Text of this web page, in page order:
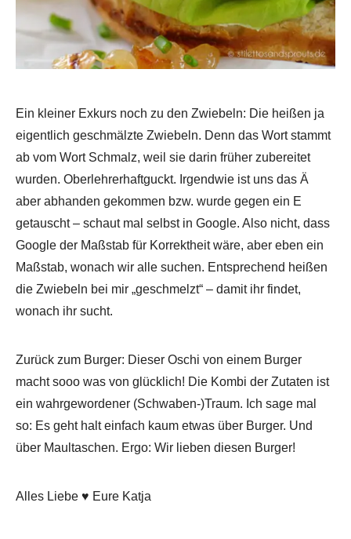
Ein kleiner Exkurs noch zu den Zwiebeln: Die heißen ja
eigentlich geschmälzte Zwiebeln. Denn das Wort stammt
ab vom Wort Schmalz, weil sie darin früher zubereitet
wurden. Oberlehrerhaftguckt. Irgendwie ist uns das Ä
aber abhanden gekommen bzw. wurde gegen ein E
getauscht – schaut mal selbst in Google. Also nicht, dass
Google der Maßstab für Korrektheit wäre, aber eben ein
Maßstab, wonach wir alle suchen. Entsprechend heißen
die Zwiebeln bei mir „geschmelzt“ – damit ihr findet,
wonach ihr sucht.
Zurück zum Burger: Dieser Oschi von einem Burger
macht sooo was von glücklich! Die Kombi der Zutaten ist
ein wahrgewordener (Schwaben-)Traum. Ich sage mal
so: Es geht halt einfach kaum etwas über Burger. Und
über Maultaschen. Ergo: Wir lieben diesen Burger!
Alles Liebe ♥ Eure Katja